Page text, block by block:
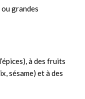
grandes
à des fruits
sésame) et à des